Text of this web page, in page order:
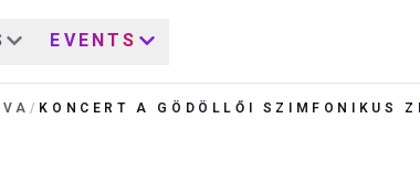
EVENTS
/ KONCERT A GÖDÖLLŐI SZIMFONIKUS